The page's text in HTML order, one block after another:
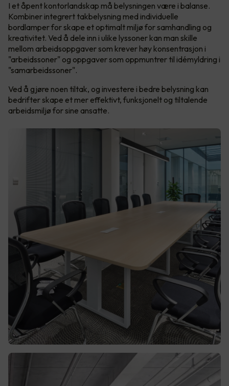
I et åpent kontorlandskap må belysningen være i balanse.
Kombiner integrert takbelysning med individuelle
bordlamper for skape et optimalt miljø for samhandling og
kreativitet. Ved å dele inn i ulike lyssoner kan man skille
mellom arbeidsoppgaver som krever høy konsentrasjon i
"arbeidssoner" og oppgaver som oppmuntrer til idémyldring i
"samarbeidssoner".
Ved å gjøre noen tiltak, og investere i bedre belysning kan
bedrifter skape et mer effektivt, funksjonelt og tiltalende
arbeidsmiljø for sine ansatte.